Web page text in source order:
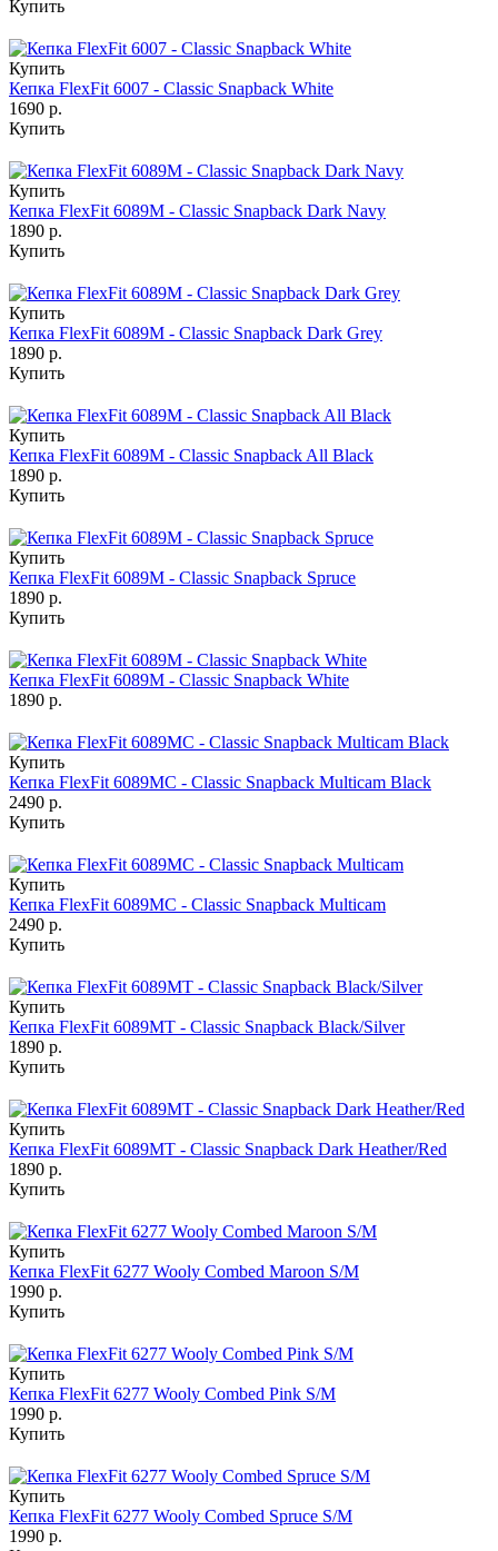
Купить
Купить
Кепка FlexFit 6007 - Classic Snapback White
1690 р.
Купить
Купить
Кепка FlexFit 6089M - Classic Snapback Dark Navy
1890 р.
Купить
Купить
Кепка FlexFit 6089M - Classic Snapback Dark Grey
1890 р.
Купить
Купить
Кепка FlexFit 6089M - Classic Snapback All Black
1890 р.
Купить
Купить
Кепка FlexFit 6089M - Classic Snapback Spruce
1890 р.
Купить
Кепка FlexFit 6089M - Classic Snapback White
1890 р.
Купить
Кепка FlexFit 6089MC - Classic Snapback Multicam Black
2490 р.
Купить
Купить
Кепка FlexFit 6089MC - Classic Snapback Multicam
2490 р.
Купить
Купить
Кепка FlexFit 6089MT - Classic Snapback Black/Silver
1890 р.
Купить
Купить
Кепка FlexFit 6089MT - Classic Snapback Dark Heather/Red
1890 р.
Купить
Купить
Кепка FlexFit 6277 Wooly Combed Maroon S/M
1990 р.
Купить
Купить
Кепка FlexFit 6277 Wooly Combed Pink S/M
1990 р.
Купить
Купить
Кепка FlexFit 6277 Wooly Combed Spruce S/M
1990 р.